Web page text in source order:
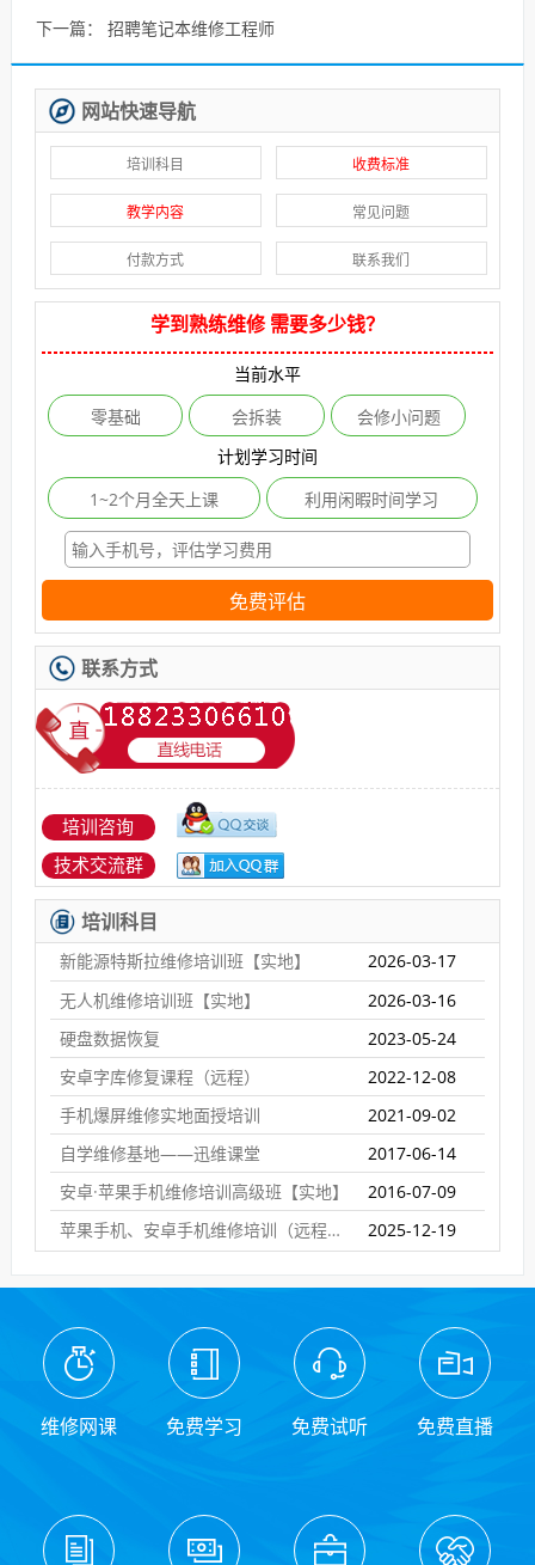
下一篇： 招聘笔记本维修工程师
网站快速导航
培训科目 收费标准
教学内容 常见问题
付款方式 联系我们
学到熟练维修 需要多少钱？
当前水平
零基础
会拆装
会修小问题
计划学习时间
1~2个月全天上课
利用闲暇时间学习
免费评估
联系方式
培训咨询
技术交流群
培训科目
新能源特斯拉维修培训班【实地】
2026-03-17
无人机维修培训班【实地】
2026-03-16
硬盘数据恢复
2023-05-24
安卓字库修复课程（远程）
2022-12-08
手机爆屏维修实地面授培训
2021-09-02
自学维修基地——迅维课堂
2017-06-14
安卓·苹果手机维修培训高级班【实地】
2016-07-09
苹果手机、安卓手机维修培训（远程网络班）
2025-12-19
维修网课 免费学习 免费试听 免费直播